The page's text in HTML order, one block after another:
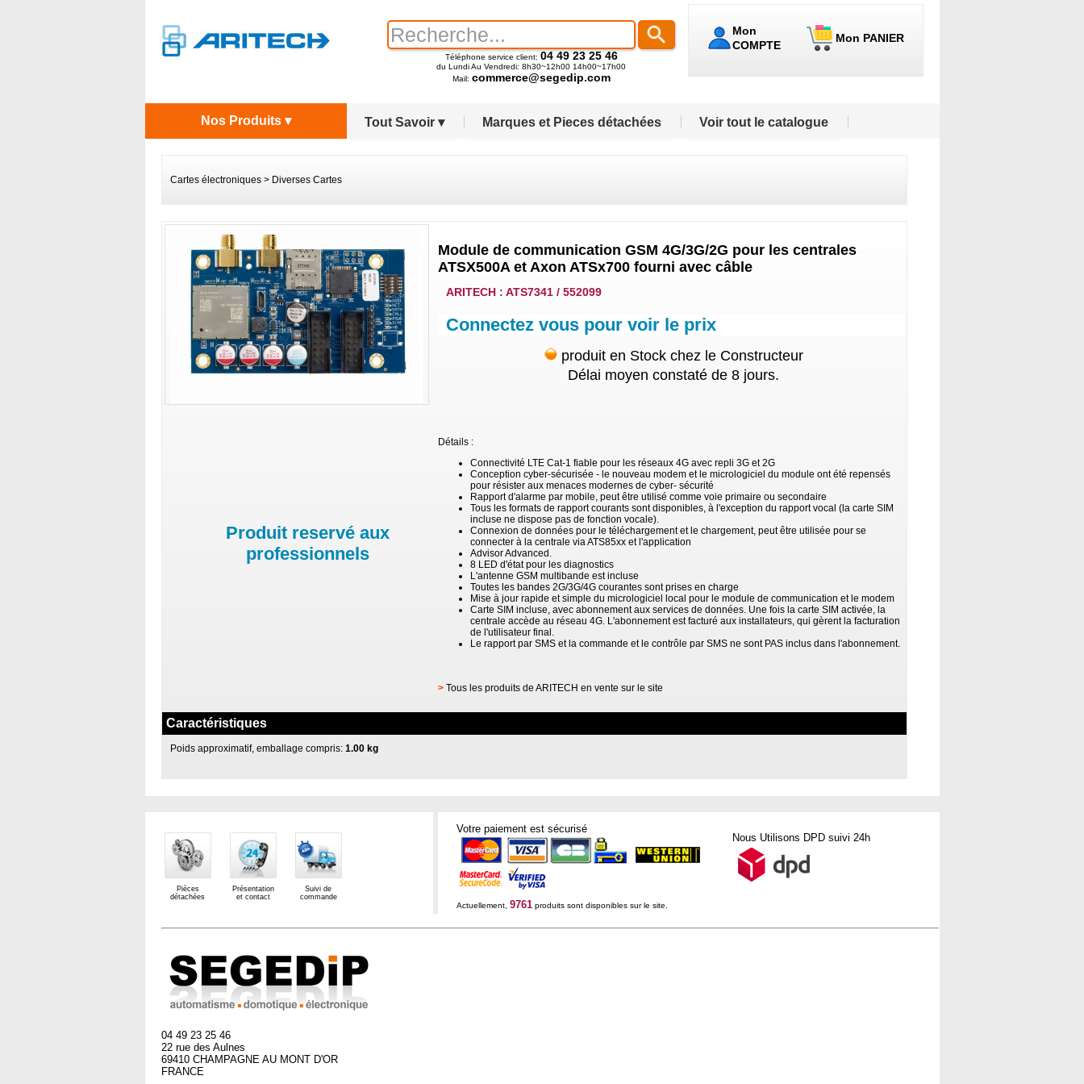
Mon
COMPTE
Mon PANIER
Téléphone service client: 04 49 23 25 46
du Lundi Au Vendredi: 8h30~12h00 14h00~17h00
Mail: commerce@segedip.com
Tout Savoir ▾ Marques et Pieces détachées Voir tout le catalogue
Nos Produits ▾
Cartes électroniques> Diverses Cartes
Module de communication GSM 4G/3G/2G pour les centrales
ATSX500A et Axon ATSx700 fourni avec câble
ARITECH : ATS7341 / 552099
Connectez vous pour voir le prix
produit en Stock chez le Constructeur
Délai moyen constaté de 8 jours.
Produit reservé aux
professionnels
Détails :
Connectivité LTE Cat-1 fiable pour les réseaux 4G avec repli 3G et 2G
Conception cyber-sécurisée - le nouveau modem et le micrologiciel du module ont été repensés
pour résister aux menaces modernes de cyber- sécurité
Rapport d'alarme par mobile, peut être utilisé comme voie primaire ou secondaire
Tous les formats de rapport courants sont disponibles, à l'exception du rapport vocal (la carte SIM
incluse ne dispose pas de fonction vocale).
Connexion de données pour le téléchargement et le chargement, peut être utilisée pour se
connecter à la centrale via ATS85xx et l'application
Advisor Advanced.
8 LED d'état pour les diagnostics
L'antenne GSM multibande est incluse
Toutes les bandes 2G/3G/4G courantes sont prises en charge
Mise à jour rapide et simple du micrologiciel local pour le module de communication et le modem
Carte SIM incluse, avec abonnement aux services de données. Une fois la carte SIM activée, la
centrale accède au réseau 4G. L'abonnement est facturé aux installateurs, qui gèrent la facturation
de l'utilisateur final.
Le rapport par SMS et la commande et le contrôle par SMS ne sont PAS inclus dans l'abonnement.
> Tous les produits de ARITECH en vente sur le site
Caractéristiques
Poids approximatif, emballage compris:1.00 kg
Pièces
détachées
Présentation
et contact
Suivi de
commande
Votre paiement est sécurisé
Nous Utilisons DPD suivi 24h
Actuellement, 9761produits sont disponibles sur le site.
04 49 23 25 46
22 rue des Aulnes
69410 CHAMPAGNE AU MONT D'OR
FRANCE